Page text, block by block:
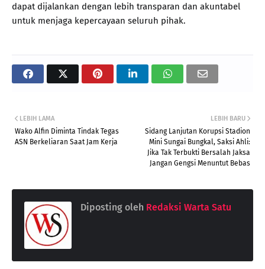
dapat dijalankan dengan lebih transparan dan akuntabel
untuk menjaga kepercayaan seluruh pihak.
LEBIH BARU
Sidang Lanjutan Korupsi Stadion
Mini Sungai Bungkal, Saksi Ahli:
Jika Tak Terbukti Bersalah Jaksa
Jangan Gengsi Menuntut Bebas
LEBIH LAMA
Wako Alfin Diminta Tindak Tegas
ASN Berkeliaran Saat Jam Kerja
Diposting oleh Redaksi Warta Satu